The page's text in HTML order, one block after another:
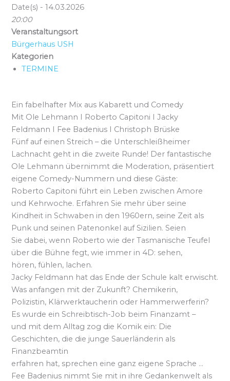
Date(s) - 14.03.2026
20:00
Veranstaltungsort
Bürgerhaus USH
Kategorien
TERMINE
Ein fabelhafter Mix aus Kabarett und Comedy
Mit Ole Lehmann I Roberto Capitoni I Jacky
Feldmann I Fee Badenius I Christoph Brüske
Fünf auf einen Streich – die Unterschleißheimer
Lachnacht geht in die zweite Runde! Der fantastische
Ole Lehmann übernimmt die Moderation, präsentiert
eigene Comedy-Nummern und diese Gäste:
Roberto Capitoni führt ein Leben zwischen Amore
und Kehrwoche. Erfahren Sie mehr über seine
Kindheit in Schwaben in den 1960ern, seine Zeit als
Punk und seinen Patenonkel auf Sizilien. Seien
Sie dabei, wenn Roberto wie der Tasmanische Teufel
über die Bühne fegt, wie immer in 4D: sehen,
hören, fühlen, lachen.
Jacky Feldmann hat das Ende der Schule kalt erwischt.
Was anfangen mit der Zukunft? Chemikerin,
Polizistin, Klärwerktaucherin oder Hammerwerferin?
Es wurde ein Schreibtisch-Job beim Finanzamt –
und mit dem Alltag zog die Komik ein: Die
Geschichten, die die junge Sauerländerin als
Finanzbeamtin
erfahren hat, sprechen eine ganz eigene Sprache …
Fee Badenius nimmt Sie mit in ihre Gedankenwelt als